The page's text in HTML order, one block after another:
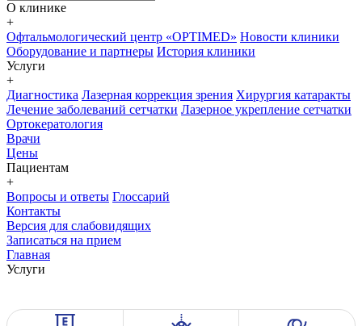
О клинике
+
Офтальмологический центр «OPTIMED» Новости клиники
Оборудование и партнеры История клиники
Услуги
+
Диагностика Лазерная коррекция зрения Хирургия катаракты
Лечение заболеваний сетчатки Лазерное укрепление сетчатки
Ортокератология
Врачи
Цены
Пациентам
+
Вопросы и ответы Глоссарий
Контакты
Версия для слабовидящих
Записаться на прием
Главная
Услуги